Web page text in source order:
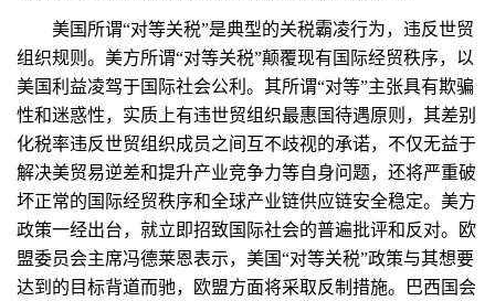
美国所谓“对等关税”是典型的关税霸凌行为，违反世贸
组织规则。美方所谓“对等关税”颠覆现有国际经贸秩序，以
美国利益凌驾于国际社会公利。其所谓“对等”主张具有欺骗
性和迷惑性，实质上有违世贸组织最惠国待遇原则，其差别
化税率违反世贸组织成员之间互不歧视的承诺，不仅无益于
解决美贸易逆差和提升产业竞争力等自身问题，还将严重破
坏正常的国际经贸秩序和全球产业链供应链安全稳定。美方
政策一经出台，就立即招致国际社会的普遍批评和反对。欧
盟委员会主席冯德莱恩表示，美国“对等关税”政策与其想要
达到的目标背道而驰，欧盟方面将采取反制措施。巴西国会